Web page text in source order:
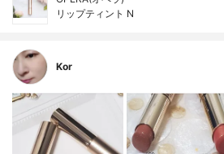
リップティント N
Kor